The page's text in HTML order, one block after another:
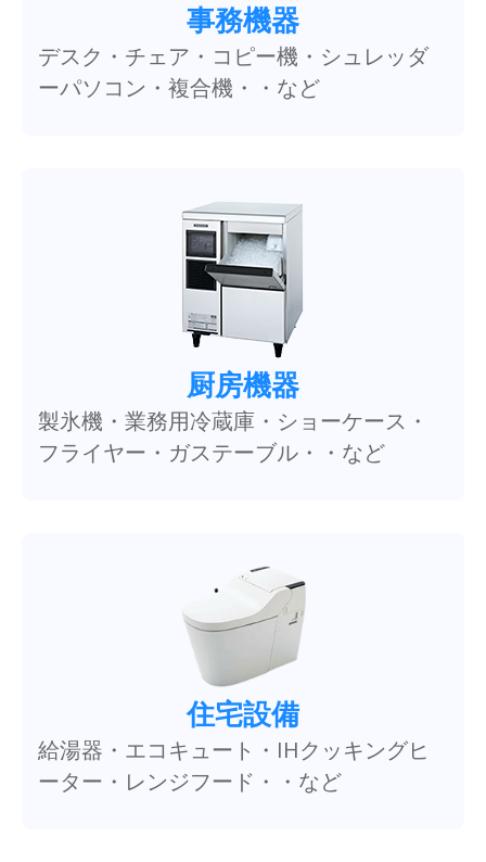
事務機器
デスク・チェア・コピー機・シュレッダ
ーパソコン・複合機・・など
厨房機器
製氷機・業務用冷蔵庫・ショーケース・
フライヤー・ガステーブル・・など
住宅設備
給湯器・エコキュート・IHクッキングヒ
ーター・レンジフード・・など